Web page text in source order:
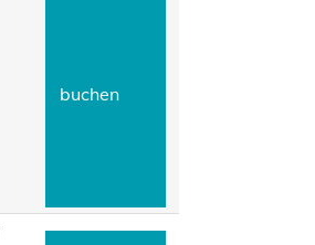
buchen